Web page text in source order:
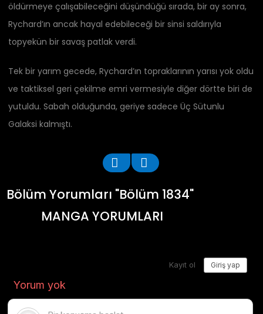
öldürmeye çalışabileceğini düşündüğü sırada, bir ay sonra,
Rychard’ın ancak hayal edebileceği bir sinsi saldırıyla
topyekün bir savaş patlak verdi.
Tek bir yarım gecede, Rychard’ın topraklarının yarısı yok oldu
ve taktiksel geri çekilme emri vermesiyle diğer dörtte biri de
yutuldu. Sabah olduğunda, geriye sadece Üç Sütunlu
Galaksi kalmıştı.
Bölüm Yorumları "Bölüm 1834"
MANGA YORUMLARI